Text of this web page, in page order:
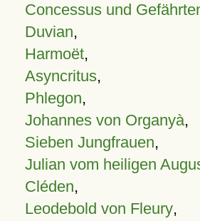
Concessus und
Duvian,
Harmoët,
Asyncritus,
Phlegon,
Johannes von Organyà,
Sieben Jungfrauen,
Julian vom heiligen
Cléden,
Leodebold von Fleury,